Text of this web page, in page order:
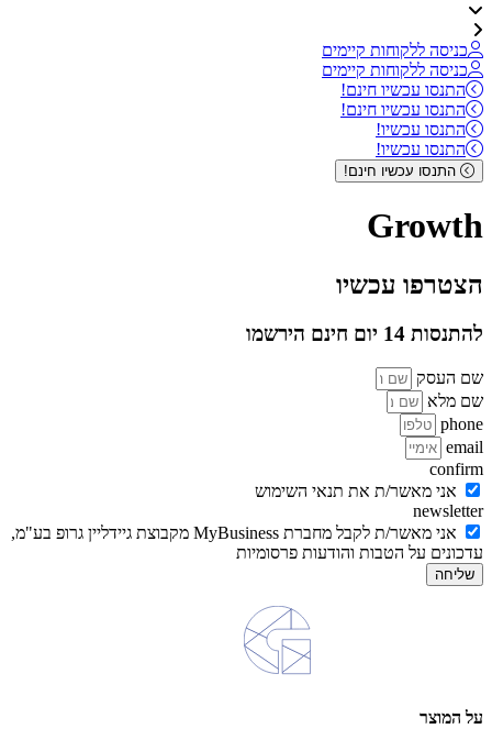
כניסה ללקוחות קיימים
כניסה ללקוחות קיימים
התנסו עכשיו חינם!
התנסו עכשיו חינם!
התנסו עכשיו!
התנסו עכשיו!
התנסו עכשיו חינם!
Growth
הצטרפו עכשיו
להתנסות 14 יום חינם הירשמו
שם העסק
שם מלא
phone
email
confirm
אני מאשר/ת את תנאי השימוש
newsletter
אני מאשר/ת לקבל מחברת MyBusiness מקבוצת גיידליין גרופ בע"מ,
עדכונים על הטבות והודעות פרסומיות
שליחה
על המוצר